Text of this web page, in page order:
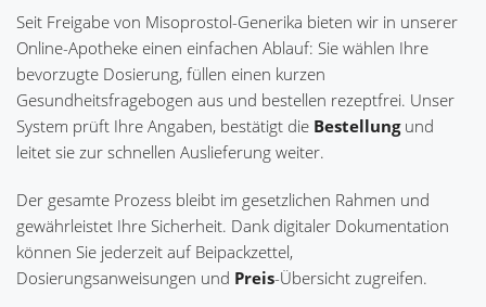
Seit Freigabe von Misoprostol-Generika bieten wir in unserer
Online-Apotheke einen einfachen Ablauf: Sie wählen Ihre
bevorzugte Dosierung, füllen einen kurzen
Gesundheitsfragebogen aus und bestellen rezeptfrei. Unser
System prüft Ihre Angaben, bestätigt die Bestellungund
leitet sie zur schnellen Auslieferung weiter.
Der gesamte Prozess bleibt im gesetzlichen Rahmen und
gewährleistet Ihre Sicherheit. Dank digitaler Dokumentation
können Sie jederzeit auf Beipackzettel,
Dosierungsanweisungen und Preis-Übersicht zugreifen.